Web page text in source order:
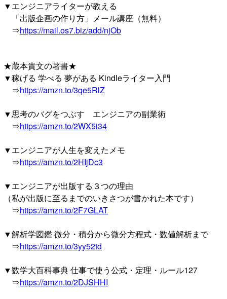
▼エンジニアライターが教える
「出版企画の作り方」メール講座（無料）
⇒https://mail.os7.biz/add/njOb
★蔵本貴文の著書★
▼稼げる 学べる 夢がある Kindleライター入門
⇒https://amzn.to/3qe5RlZ
▼思考のバグをつぶす エンジニアの副業術
⇒https://amzn.to/2WX5i34
▼エンジニアが人生を変えたメモ
⇒https://amzn.to/2HIjDc3
▼エンジニアが出版する３つの理由
（私が出版に至るまでのいきさつが書かれた本です）
⇒https://amzn.to/2F7GLAT
▼解析学図鑑 微分・積分から微分方程式・数値解析まで
⇒https://amzn.to/3yy52td
▼数学大百科事典 仕事で使う公式・定理・ルール127
⇒https://amzn.to/2DJSHHI